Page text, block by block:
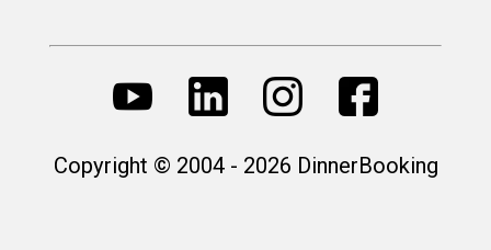
Copyright © 2004 - 2026 DinnerBooking